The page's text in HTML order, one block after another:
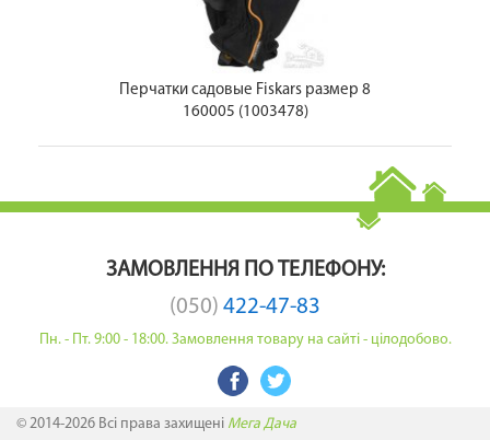
Перчатки садовые Fiskars размер 8
160005 (1003478)
ЗАМОВЛЕННЯ ПО ТЕЛЕФОНУ:
(050) 422-47-83
Пн. - Пт. 9:00 - 18:00. Замовлення товару на сайті - цілодобово.
© 2014-2026 Всі права захищені Мега Дача